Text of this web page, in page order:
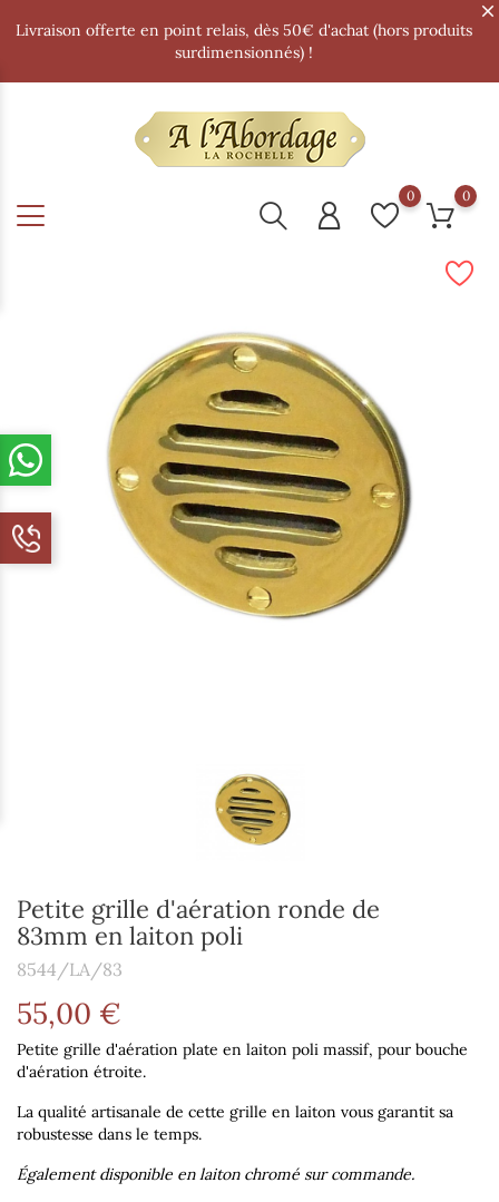
Livraison offerte en point relais, dès 50€ d'achat (hors produits
surdimensionnés) !
0 0
Petite grille d'aération ronde de
83mm en laiton poli
8544/LA/83
55,00 €
Petite grille d'aération plate en laiton poli massif, pour bouche
d'aération étroite.
La qualité artisanale de cette grille en laiton vous garantit sa
robustesse dans le temps.
Également disponible en laiton chromé sur commande.